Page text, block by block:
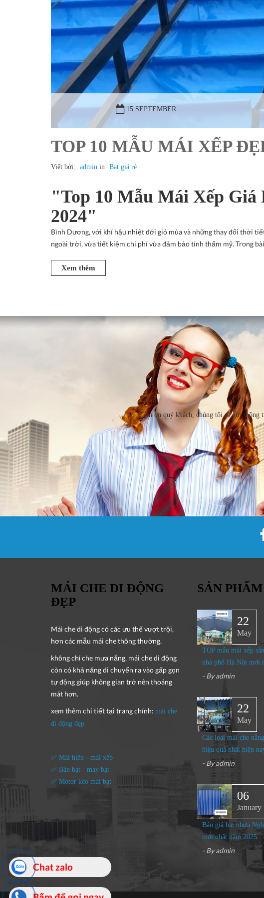
15 SEPTEMBER
TOP 10 MẪU MÁI XẾP
Viết bởi: admin in Bạt giá rẻ
"Top 10 Mẫu Mái Xếp Giá
2024"
Bình Dương, với khí hậu nhiệt đới gió mùa và những thay đổi thời
ngoài trời, vừa tiết kiệm chi phí vừa đảm bảo tính thẩm mỹ. Trong
Xem thêm
Cảm ơn quý khách, chúng tôi sẽ gửi thông
MÁI CHE DI ĐỘNG
ĐẸP
Mái che di độngcó các ưu thế vượt trội,
hơn các mẫu mái che thông thường.
không chỉ che mưa nắng, mái che di động
còn có khả năng di chuyển ra vào gấp gọn
tự động giúp không gian trở nên thoáng
mát hơn.
xem thêm chi tiết tại trang chính: mái che
di động đẹp
✅ Mái hiên - mái xếp
✅ Bán bạt - may bạt
✅ Motor kéo mái bạt
SẢN
22
May
TOP mẫu mái xếp
nhà phố Hà Nội mới
- Byadmin
22
May
Các loại mái che
hiệu quả nhất hiện
- Byadmin
06
January
Báo giá bạt nhựa
mới nhất năm 2025
- Byadmin
Chat zalo